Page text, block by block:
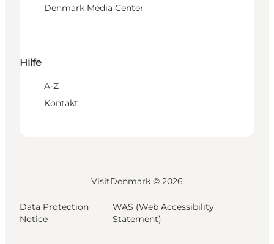
Denmark Media Center
Hilfe
A-Z
Kontakt
VisitDenmark © 2026
Data Protection
Notice
WAS (Web Accessibility
Statement)